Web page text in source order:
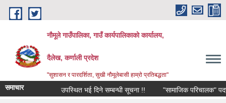
Skip to main content
नौमूले गाउँपालिका, गाउँ कार्यपालिकाको कार्यालय,
दैलेख, कर्णाली प्रदेश
"सुशासन र पारदर्शिता, सुखी नौमूलेबासी हाम्रो प्रतिबद्धता"
समाचार उपस्थित भई दिने सम्बन्धी सूचना !! "सामाजिक परिचालक"